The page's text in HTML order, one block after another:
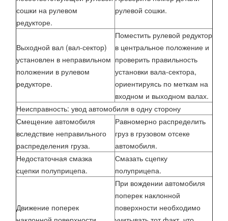
сошки на рулевом
редукторе.
рулевой сошки.
Выходной вал (вал-сектор)
установлен в неправильном
положении в рулевом
редукторе.
Поместить рулевой редуктор
в центральное положение и
проверить правильность
установки вала-сектора,
ориентируясь по меткам на
входном и выходном валах.
Неисправность: увод автомобиля в одну сторону
Смещение автомобиля
вследствие неправильного
распределения груза.
Равномерно распределить
груз в грузовом отсеке
автомобиля.
Недостаточная смазка
сцепки полуприцепа.
Смазать сцепку
полуприцепа.
Движение поперек
При вождении автомобиля
поперек наклонной
поверхности необходимо